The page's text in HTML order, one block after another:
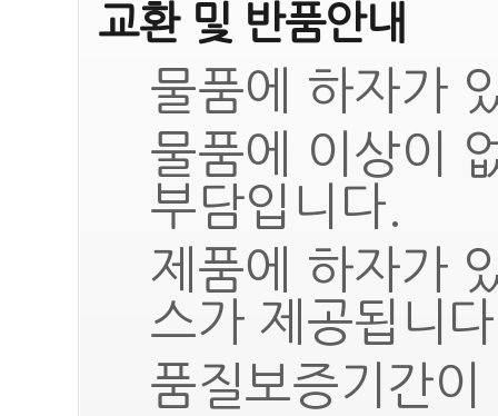
교환 및 반품안내
물품에 하자가
물품에 이상이
부담입니다.
제품에 하자가
스가 제공됩니
품질보증기간